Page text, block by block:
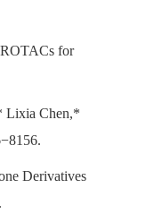
for
Lixia Chen,*
Derivatives